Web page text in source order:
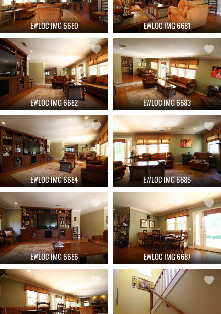
EWLOC IMG 6680 EWLOC IMG 6681
EWLOC IMG 6682 EWLOC IMG 6683
EWLOC IMG 6684 EWLOC IMG 6685
EWLOC IMG 6686 EWLOC IMG 6687